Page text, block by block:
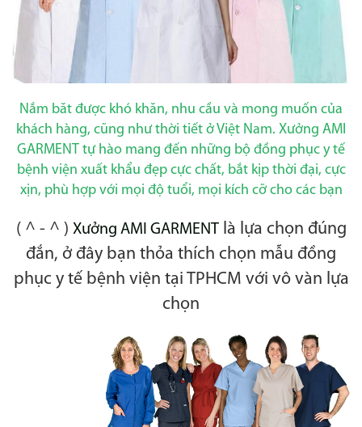
Nắm băt được khó khăn, nhu cầu và mong muốn của
khách hàng, cũng như thời tiết ở Việt Nam. Xưởng AMI
GARMENT tự hào mang đến những bộ đồng phục y tế
bệnh viện xuất khẩu đẹp cực chất, bắt kịp thời đại, cực
xịn, phù hợp với mọi độ tuổi, mọi kích cỡ cho các bạn
( ^ - ^ ) Xưởng AMI GARMENTlà lựa chọn đúng
đắn, ở đây bạn thỏa thích chọn mẫu đồng
phục y tế bệnh viện tại TPHCM với vô vàn lựa
chọn